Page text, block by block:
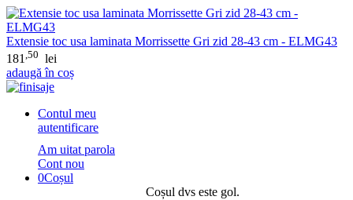
Extensie toc usa laminata Morrissette Gri zid 28-43 cm - ELMG43
181 ,50 lei
adaugă în coș
Contul meu
autentificare
Am uitat parola
Cont nou
0Coșul
Coșul dvs este gol.